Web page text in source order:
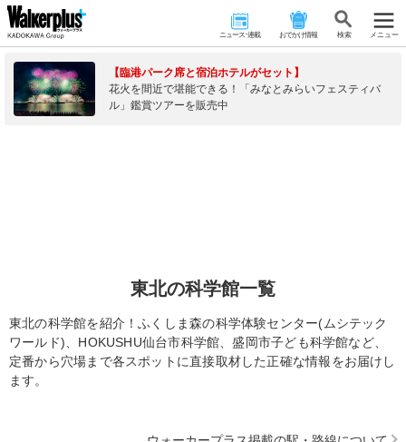
ニュース･連載 おでかけ情報 検 索 メニュー
【臨港パーク席と宿泊ホテルがセット】
花火を間近で堪能できる！「みなとみらいフェスティバ
ル」鑑賞ツアーを販売中
東北の科学館一覧
東北の科学館を紹介！ふくしま森の科学体験センター(ムシテック
ワールド)、HOKUSHU仙台市科学館、盛岡市子ども科学館など、
定番から穴場まで各スポットに直接取材した正確な情報をお届けし
ます。